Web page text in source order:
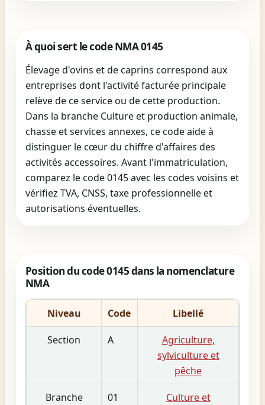
À quoi sert le code NMA 0145
Élevage d'ovins et de caprins correspond aux
entreprises dont l'activité facturée principale
relève de ce service ou de cette production.
Dans la branche Culture et production animale,
chasse et services annexes, ce code aide à
distinguer le cœur du chiffre d'affaires des
activités accessoires. Avant l'immatriculation,
comparez le code 0145 avec les codes voisins et
vérifiez TVA, CNSS, taxe professionnelle et
autorisations éventuelles.
Position du code 0145 dans la nomenclature
NMA
Niveau Code Libellé
Section A
Agriculture,
sylviculture et
pêche
Branche 01
Culture et